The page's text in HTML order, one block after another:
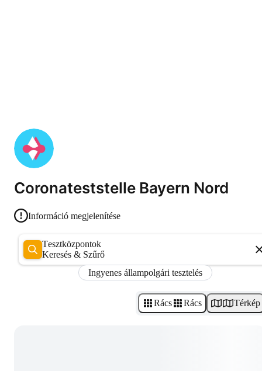
Coronateststelle Bayern Nord
Információ megjelenítése
Tesztközpontok
Keresés & Szűrő
Ingyenes állampolgári tesztelés
Rács Rács Térkép